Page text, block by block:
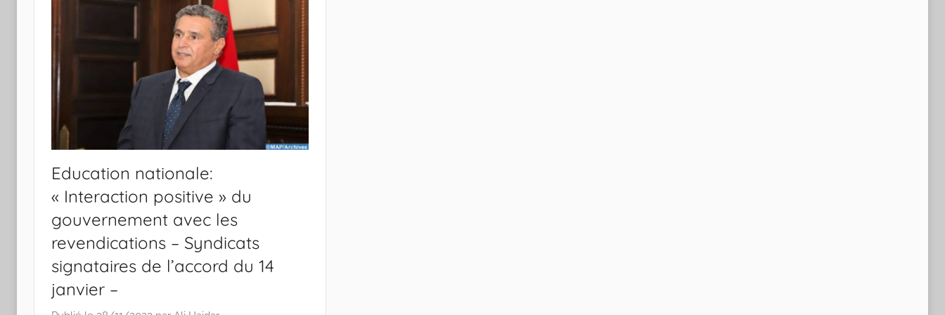
Education nationale:
« Interaction positive » du
gouvernement avec les
revendications – Syndicats
signataires de l’accord du 14
janvier –